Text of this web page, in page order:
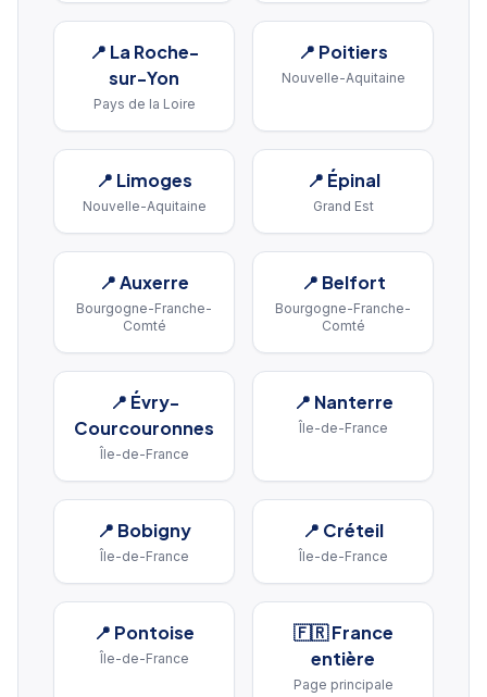
📍 La Roche-
sur-Yon
Pays de la Loire
📍 Poitiers
Nouvelle-Aquitaine
📍 Limoges
Nouvelle-Aquitaine
📍 Épinal
Grand Est
📍Auxerre
Bourgogne-Franche-
Comté
📍 Belfort
Bourgogne-Franche-
Comté
📍 Évry-
Courcouronnes
Île-de-France
📍 Nanterre
Île-de-France
📍 Bobigny
Île-de-France
📍 Créteil
Île-de-France
📍 Pontoise
Île-de-France
🇫🇷 France
entière
Page principale